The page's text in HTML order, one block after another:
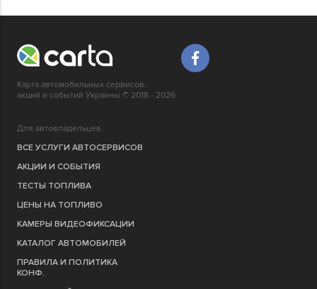
Карта автомобильных сервисов,
акций и событий Украины © 2018 - 2026
Для автовладельцев
ВСЕ УСЛУГИ АВТОСЕРВИСОВ
АКЦИИ И СОБЫТИЯ
ТЕСТЫ ТОПЛИВА
ЦЕНЫ НА ТОПЛИВО
КАМЕРЫ ВИДЕОФИКСАЦИИ
КАТАЛОГ АВТОМОБИЛЕЙ
ПРАВИЛА И ПОЛИТИКА
КОНФ.